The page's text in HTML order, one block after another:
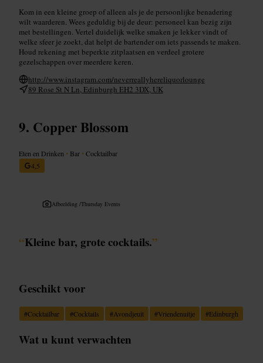
Kom in een kleine groep of alleen als je de persoonlijke benadering
wilt waarderen. Wees geduldig bij de deur: personeel kan bezig zijn
met bestellingen. Vertel duidelijk welke smaken je lekker vindt of
welke sfeer je zoekt, dat helpt de bartender om iets passends te maken.
Houd rekening met beperkte zitplaatsen en verdeel grotere
gezelschappen over meerdere keren.
http://www.instagram.com/neverreallyhereliquorlounge
89 Rose St N Ln, Edinburgh EH2 3DX, UK
Copper Blossom
Eten en Drinken • Bar •Cocktailbar
4,5
Afbeelding /Thursday Events
“Kleine bar, grote cocktails.”
Geschikt voor
#Cocktailbar #Cocktails #Avondjeuit #Vriendenuitje #Edinburgh
Wat u kunt verwachten